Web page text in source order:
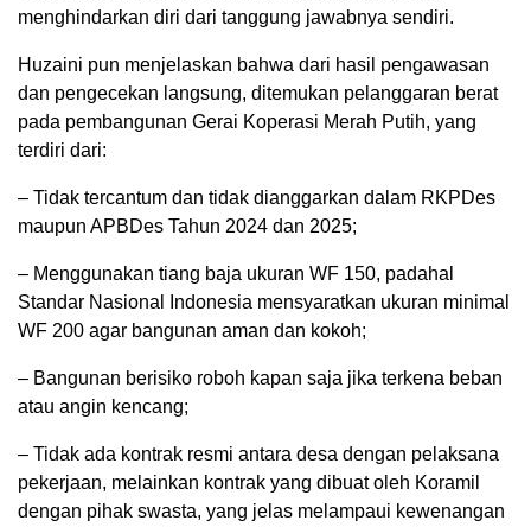
menghindarkan diri dari tanggung jawabnya sendiri.
Huzaini pun menjelaskan bahwa dari hasil pengawasan
dan pengecekan langsung, ditemukan pelanggaran berat
pada pembangunan Gerai Koperasi Merah Putih, yang
terdiri dari:
– Tidak tercantum dan tidak dianggarkan dalam RKPDes
maupun APBDes Tahun 2024 dan 2025;
– Menggunakan tiang baja ukuran WF 150, padahal
Standar Nasional Indonesia mensyaratkan ukuran minimal
WF 200 agar bangunan aman dan kokoh;
– Bangunan berisiko roboh kapan saja jika terkena beban
atau angin kencang;
– Tidak ada kontrak resmi antara desa dengan pelaksana
pekerjaan, melainkan kontrak yang dibuat oleh Koramil
dengan pihak swasta, yang jelas melampaui kewenangan